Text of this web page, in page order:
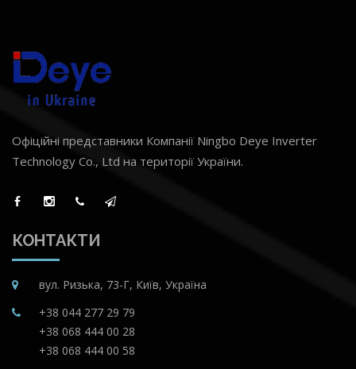
Офіційні представники Компанії Ningbo Deye Inverter
Technology Co., Ltd на території України.
КОНТАКТИ
вул. Ризька, 73-Г, Київ, Україна
+38 044 277 29 79
+38 068 444 00 28
+38 068 444 00 58